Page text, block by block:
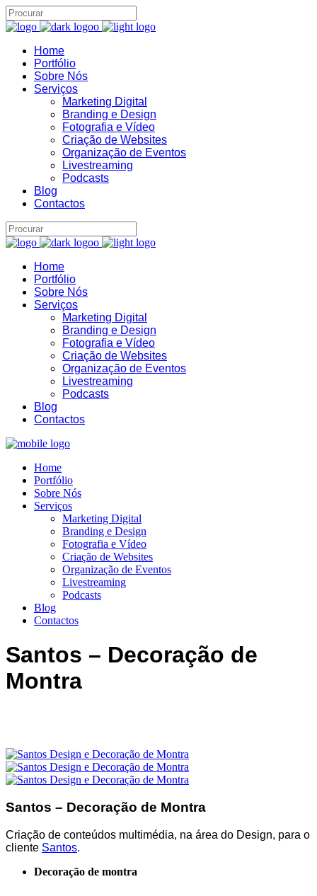
Home
Portfólio
Sobre Nós
Serviços
Marketing Digital
Branding e Design
Fotografia e Vídeo
Criação de Websites
Organização de Eventos
Livestreaming
Podcasts
Blog
Contactos
Home
Portfólio
Sobre Nós
Serviços
Marketing Digital
Branding e Design
Fotografia e Vídeo
Criação de Websites
Organização de Eventos
Livestreaming
Podcasts
Blog
Contactos
Home
Portfólio
Sobre Nós
Serviços
Marketing Digital
Branding e Design
Fotografia e Vídeo
Criação de Websites
Organização de Eventos
Livestreaming
Podcasts
Blog
Contactos
Santos – Decoração de
Montra
Santos – Decoração de Montra
Criação de conteúdos multimédia, na área do Design, para o
cliente Santos.
Decoração de montra
B22
Assistente IA · Brand22
Online
20:31